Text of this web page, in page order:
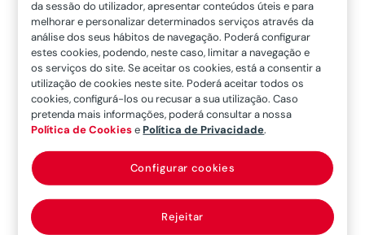
Por que as cadeiras auto deixam de levar
o arnês se é mais seguro?
30/12/21
Desde o nascimento, que as crianças viajam em
sistemas de retenção com arneses de 5 pontos.
Até que chega o momento de mudar para
cadeiras auto dos Grupos II e III, ou 100 cm a 150
cm se a cadeira auto for homologada sob o novo
Regulamento 129. Qual a razão para esta...
da sessão do utilizador, apresentar conteúdos úteis e para
melhorar e personalizar determinados serviços através da
análise dos seus hábitos de navegação. Poderá configurar
estes cookies, podendo, neste caso, limitar a navegação e
os serviços do site. Se aceitar os cookies, está a consentir a
utilização de cookies neste site. Poderá aceitar todos os
cookies, configurá-los ou recusar a sua utilização. Caso
pretenda mais informações, poderá consultar a nossa
Política de CookiesePolítica de Privacidade.
Rejeitar
Configurar cookies